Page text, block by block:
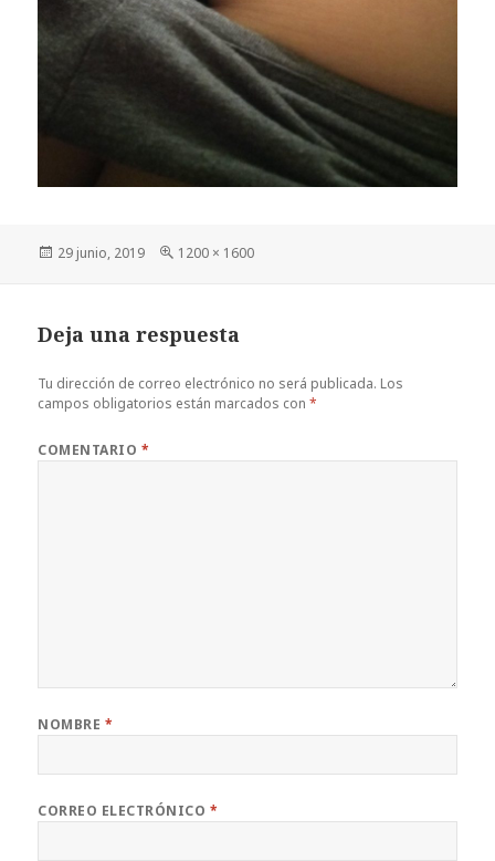
Publicado
29 junio, 2019
Tamaño
1200 × 1600
Deja una respuesta
Tu dirección de correo electrónico no será publicada. Los
campos obligatorios están marcados con*
COMENTARIO *
NOMBRE *
CORREO ELECTRÓNICO *